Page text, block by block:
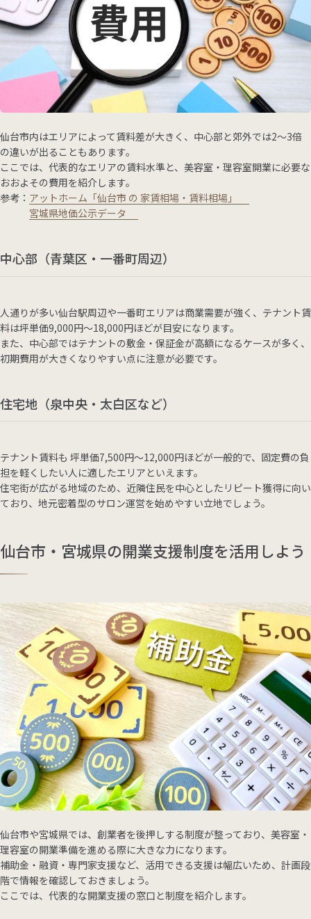
仙台市内はエリアによって賃料差が大きく、中心部と郊外では2〜3倍
の違いが出ることもあります。
ここでは、代表的なエリアの賃料水準と、美容室・理容室開業に必要な
おおよその費用を紹介します。
参考： アットホーム「仙台市 の 家賃相場・賃料相場」
宮城県地価公示データ
中心部（青葉区・一番町周辺）
人通りが多い仙台駅周辺や一番町エリアは商業需要が強く、テナント賃
料は坪単価9,000円～18,000円ほどが目安になります。
また、中心部ではテナントの敷金・保証金が高額になるケースが多く、
初期費用が大きくなりやすい点に注意が必要です。
住宅地（泉中央・太白区など）
テナント賃料も 坪単価7,500円～12,000円ほどが一般的で、固定費の負
担を軽くしたい人に適したエリアといえます。
住宅街が広がる地域のため、近隣住民を中心としたリピート獲得に向い
ており、地元密着型のサロン運営を始めやすい立地でしょう。
仙台市・宮城県の開業支援制度を活用しよう
仙台市や宮城県では、創業者を後押しする制度が整っており、美容室・
理容室の開業準備を進める際に大きな力になります。
補助金・融資・専門家支援など、活用できる支援は幅広いため、計画段
階で情報を確認しておきましょう。
ここでは、代表的な開業支援の窓口と制度を紹介します。